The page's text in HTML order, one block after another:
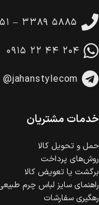
در هنگام خرید
وجود دارد.
خرید اقساطی با
است.
گارانتی معتبر
۰۵۱ – ۳۳۸۹
۰۹۱۵ ۲۲ ۴۴ ۲۰۴
@jahanstylecom
خدمات مشتریان
حمل‌ و تحویل کالا
روش‌های پرداخت
برگشت یا تعویض کالا
راهنمای سایز لباس چرم
رهگیری سفارشات